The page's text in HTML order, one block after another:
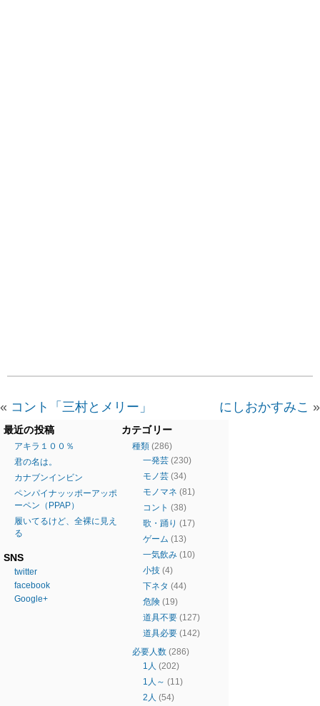
« コント「三村とメリー」 にしおかすみこ »
最近の投稿
アキラ１００％
君の名は。
カナブンインビン
ペンパイナッッポーアッポ
ーペン（PPAP）
履いてるけど、全裸に見え
る
SNS
twitter
facebook
Google+
カテゴリー
種類 (286)
一発芸 (230)
モノ芸 (34)
モノマネ (81)
コント (38)
歌・踊り (17)
ゲーム (13)
一気飲み (10)
小技 (4)
下ネタ (44)
危険 (19)
道具不要 (127)
道具必要 (142)
必要人数 (286)
1人 (202)
1人～ (11)
2人 (54)